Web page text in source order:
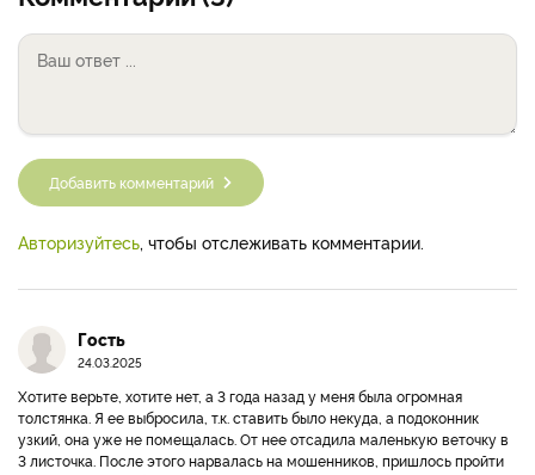
Добавить комментарий
Авторизуйтесь, чтобы отслеживать комментарии.
Гость
24.03.2025
Хотите верьте, хотите нет, а 3 года назад у меня была огромная
толстянка. Я ее выбросила, т.к. ставить было некуда, а подоконник
узкий, она уже не помещалась. От нее отсадила маленькую веточку в
3 листочка. После этого нарвалась на мошенников, пришлось пройти